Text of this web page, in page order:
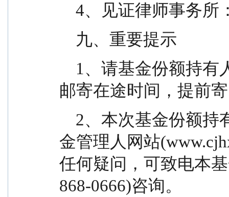
4、见证律师事务
    九、重要提示
邮寄在途时间，提前
金管理人网站
任何疑问，可致电本
868-0666)咨询。